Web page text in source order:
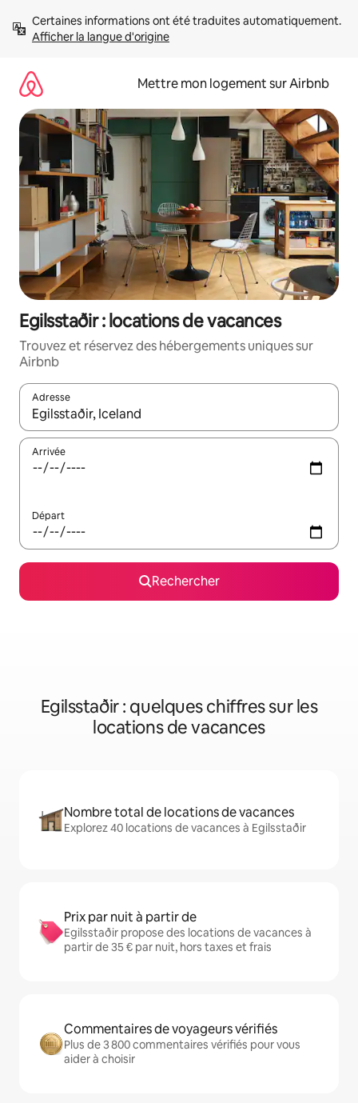
directement
Afficher la langue d'origine
Mettre mon logement sur Airbnb
Egilsstaðir : locations de vacances
Trouvez et réservez des hébergements uniques sur
Airbnb
Adresse
Lorsque les résultats s'affichent, utilisez les flèches vers le
Arrivée
Départ
Rechercher
Egilsstaðir : quelques chiffres sur les
locations de vacances
Nombre total de locations de vacances
Explorez 40 locations de vacances à Egilsstaðir
Prix par nuit à partir de
Egilsstaðir propose des locations de vacances à
partir de 35 € par nuit, hors taxes et frais
Commentaires de voyageurs vérifiés
Plus de 3 800 commentaires vérifiés pour vous
aider à choisir